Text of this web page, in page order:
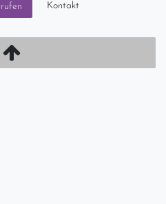
Kontakt